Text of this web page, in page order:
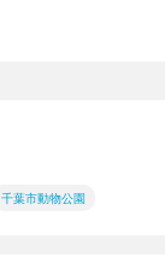
千葉市動物公園